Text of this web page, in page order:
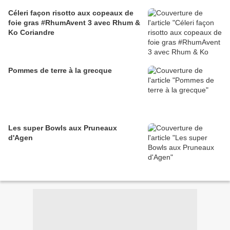
Céleri façon risotto aux copeaux de
foie gras #RhumAvent 3 avec Rhum &
Ko Coriandre
Pommes de terre à la grecque
Les super Bowls aux Pruneaux
d'Agen